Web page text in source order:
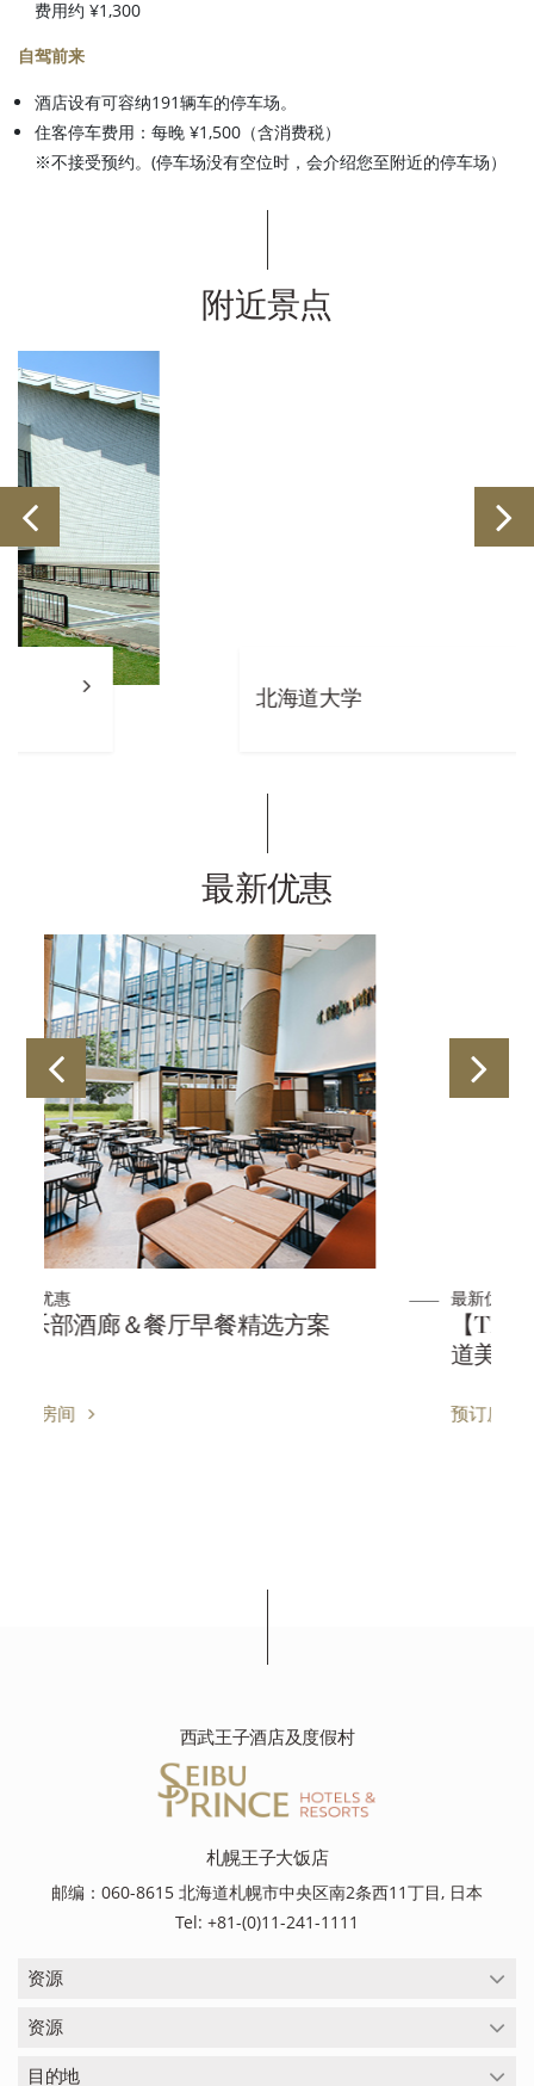
费用约 ¥1,300
自驾前来
酒店设有可容纳191辆车的停车场。
住客停车费用：每晚 ¥1,500（含消费税）
※不接受预约。(停车场没有空位时，会介绍您至附近的停车场）
附近景点
最新优惠
【Thanks Value Edition】品味北海
西武王子酒店及度假村
札幌王子大饭店
邮编：060-8615 北海道札幌市中央区南2条西11丁目, 日本
Tel: +81-(0)11-241-1111
资源
资源
目的地